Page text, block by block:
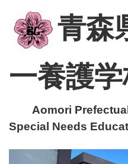
青森
一養護
Aomori Prefectual
Special Needs